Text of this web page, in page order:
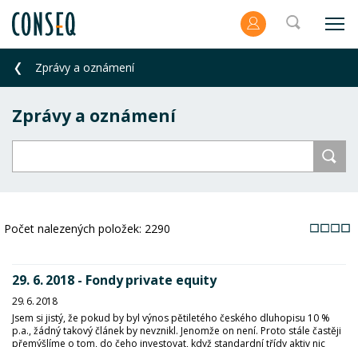
Zprávy a oznámení
Zprávy a oznámení
Počet nalezených položek: 2290
29. 6. 2018 - Fondy private equity
29. 6. 2018
Jsem si jistý, že pokud by byl výnos pětiletého českého dluhopisu 10 %
p.a., žádný takový článek by nevznikl. Jenomže on není. Proto stále častěji
přemýšlíme o tom, do čeho investovat, když standardní třídy aktiv nic